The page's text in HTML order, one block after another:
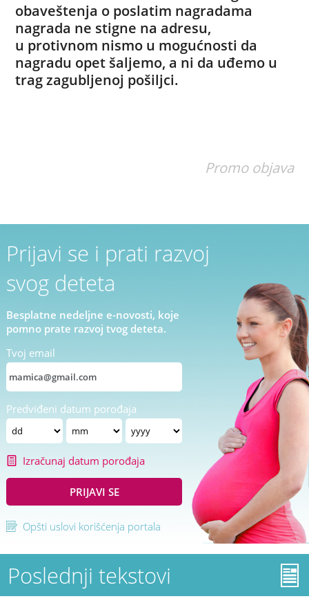
obaveštenja o poslatim nagradama
nagrada ne stigne na adresu,
u protivnom nismo u mogućnosti da
nagradu opet šaljemo, a ni da uđemo u
trag zagubljenoj pošiljci.
Promo objava
Prijavi se i prati razvoj
svog deteta
Besplatne nedeljne e-novosti, koje
pomno prate razvoj tvog deteta.
Tvoj email
Predviđeni datum porođaja
Izračunaj datum porođaja
PRIJAVI SE
Opšti uslovi korišćenja portala
Poslednji tekstovi